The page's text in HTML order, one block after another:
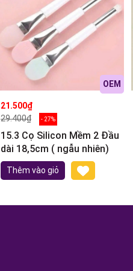
OEM
21.500₫
29.400₫
- 27%
15.3 Cọ Silicon Mềm 2 Đầu
dài 18,5cm ( ngẫu nhiên)
Thêm vào giỏ